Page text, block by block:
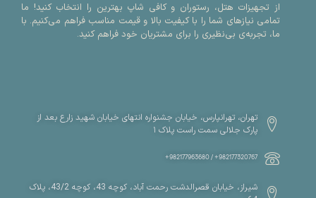
از تجهیزات هتل، رستوران و کافی شاپ بهترین را انتخاب کنید! ما
تمامی نیازهای شما را با کیفیت بالا و قیمت مناسب فراهم می‌کنیم. با
ما، تجربه‌ی بی‌نظیری را برای مشتریان خود فراهم کنید.
تهران، تهرانپارس، خیابان جشنواره انتهای خیابان شهید زارع بعد از
پارک جلالی سمت راست پلاک ۱
982177320767+ / 982177963680+
شیراز، خیابان قصرالدشت رحمت آباد، کوچه 43، کوچه 43/2، پلاک